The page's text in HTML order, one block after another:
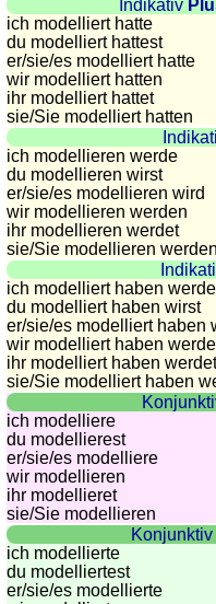
and
rivers
Geography
quiz
Quiz
of
countries
Quiz
of
rivers
and
towns
Quiz
of
flags,
arms,
and
coins
Quiz
of
towns
and
countries
Indikativ
ich modelliert hatte
du modelliert hattest
er/sie/es modelliert hatte
wir modelliert hatten
ihr modelliert hattet
sie/Sie modelliert hatten
ich modellieren werde
du modellieren wirst
er/sie/es modellieren wird
wir modellieren werden
ihr modellieren werdet
sie/Sie modellieren werden
ich modelliert haben werde
du modelliert haben wirst
er/sie/es modelliert haben
wir modelliert haben
ihr modelliert haben werdet
sie/Sie modelliert haben
ich modelliere
du modellierest
er/sie/es modelliere
wir modellieren
ihr modellieret
sie/Sie modellieren
Konjunktiv
ich modellierte
du modelliertest
er/sie/es modellierte